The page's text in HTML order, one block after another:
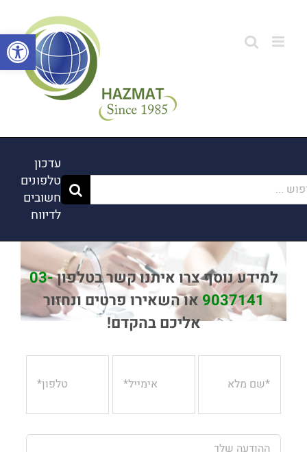
פתח
עדכון
טלפונים
חשובים
לדיווח
למידע נוסף צרו איתנו קשר בטלפון03-
9037141או השאירו פרטים ונחזור
אליכם בהקדם!